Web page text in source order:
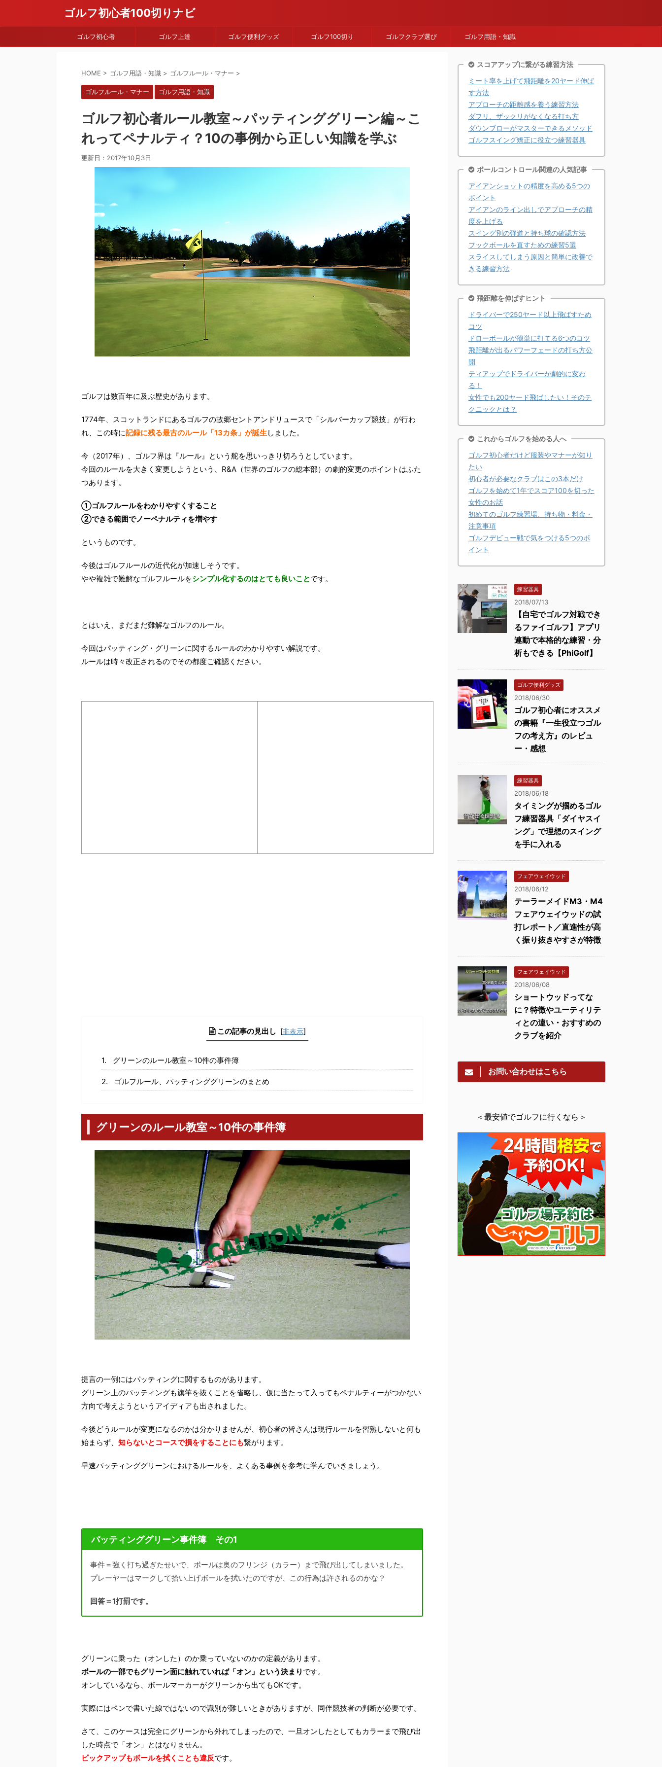
ゴルフ初心者100切りナビ
ゴルフ初心者 ゴルフ上達 ゴルフ便利グッズ ゴルフ100切り ゴルフクラブ選び ゴルフ用語・知識
HOME > ゴルフ用語・知識 > ゴルフルール・マナー >
ゴルフルール・マナー ゴルフ用語・知識
ゴルフ初心者ルール教室～パッティンググリーン編～こ
れってペナルティ？10の事例から正しい知識を学ぶ
更新日： 2017年10月3日
ゴルフは数百年に及ぶ歴史があります。
1774年、スコットランドにあるゴルフの故郷セントアンドリュースで「シルバーカップ競技」が行わ
れ、この時に記録に残る最古のルール「13カ条」が誕生しました。
今（2017年）、ゴルフ界は『ルール』という舵を思いっきり切ろうとしています。
今回のルールを大きく変更しようという、R&A（世界のゴルフの総本部）の劇的変更のポイントはふた
つあります。
①ゴルフルールをわかりやすくすること
②できる範囲でノーペナルティを増やす
というものです。
今後はゴルフルールの近代化が加速しそうです。
やや複雑で難解なゴルフルールをシンプル化するのはとても良いことです。
とはいえ、まだまだ難解なゴルフのルール。
今回はパッティング・グリーンに関するルールのわかりやすい解説です。
ルールは時々改正されるのでその都度ご確認ください。
この記事の見出し [非表示]
グリーンのルール教室～10件の事件簿
ゴルフルール、パッティンググリーンのまとめ
グリーンのルール教室～10件の事件簿
提言の一例にはパッティングに関するものがあります。
グリーン上のパッティングも旗竿を抜くことを省略し、仮に当たって入ってもペナルティーがつかない
方向で考えようというアイディアも出されました。
今後どうルールが変更になるのかは分かりませんが、初心者の皆さんは現行ルールを習熟しないと何も
始まらず、 知らないとコースで損をすることにも繋がります。
早速パッティンググリーンにおけるルールを、よくある事例を参考に学んでいきましょう。
パッティンググリーン事件簿 その1
事件＝強く打ち過ぎたせいで、ボールは奥のフリンジ（カラー）まで飛び出してしまいました。
プレーヤーはマークして拾い上げボールを拭いたのですが、この行為は許されるのかな？
回答＝1打罰です。
グリーンに乗った（オンした）のか乗っていないのかの定義があります。
ボールの一部でもグリーン面に触れていれば「オン」という決まり です。
オンしているなら、ボールマーカーがグリーンから出てもOKです。
実際にはペンで書いた線ではないので識別が難しいときがありますが、同伴競技者の判断が必要です。
さて、このケースは完全にグリーンから外れてしまったので、一旦オンしたとしてもカラーまで飛び出
した時点で「オン」とはなりません。
ピックアップもボールを拭くことも違反です。
スコアアップに繋がる練習方法
ミート率を上げて飛距離を20ヤード伸ば
す方法
アプローチの距離感を養う練習方法
ダフリ、ザックリがなくなる打ち方
ダウンブローがマスターできるメソッド
ゴルフスイング矯正に役立つ練習器具
ボールコントロール関連の人気記事
アイアンショットの精度を高める5つの
ポイント
アイアンのライン出しでアプローチの精
度を上げる
スイング別の弾道と持ち球の確認方法
フックボールを直すための練習5選
スライスしてしまう原因と簡単に改善で
きる練習方法
飛距離を伸ばすヒント
ドライバーで250ヤード以上飛ばすため
コツ
ドローボールが簡単に打てる6つのコツ
飛距離が出るパワーフェードの打ち方公
開
ティアップでドライバーが劇的に変わ
る！
女性でも200ヤード飛ばしたい！そのテ
クニックとは？
これからゴルフを始める人へ
ゴルフ初心者だけど服装やマナーが知り
たい
初心者が必要なクラブはこの3本だけ
ゴルフを始めて1年でスコア100を切った
女性のお話
初めてのゴルフ練習場、持ち物・料金・
注意事項
ゴルフデビュー戦で気をつける5つのポ
イント
練習器具
2018/07/13
【自宅でゴルフ対戦でき
るファイゴルフ】アプリ
連動で本格的な練習・分
析もできる【PhiGolf】
ゴルフ便利グッズ
2018/06/30
ゴルフ初心者にオススメ
の書籍『一生役立つゴル
フの考え方』のレビュ
ー・感想
練習器具
2018/06/18
タイミングが掴めるゴル
フ練習器具「ダイヤスイ
ング」で理想のスイング
を手に入れる
フェアウェイウッド
2018/06/12
テーラーメイドM3・M4
フェアウェイウッドの試
打レポート／直進性が高
く振り抜きやすさが特徴
フェアウェイウッド
2018/06/08
ショートウッドってな
に？特徴やユーティリテ
ィとの違い・おすすめの
クラブを紹介
お問い合わせはこちら
＜最安値でゴルフに行くなら＞